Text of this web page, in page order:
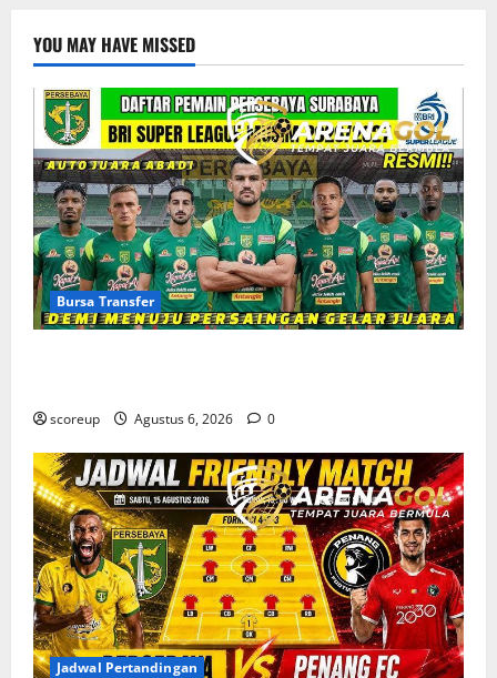
YOU MAY HAVE MISSED
Bursa Transfer
scoreup Agustus 6, 2026 0
Jadwal Pertandingan